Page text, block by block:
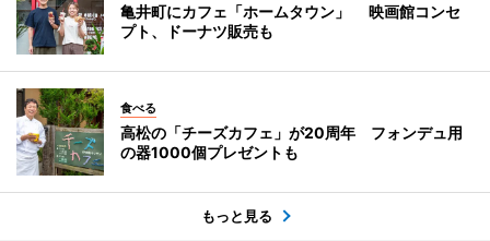
亀井町にカフェ「ホームタウン」 映画館コンセ
プト、ドーナツ販売も
食べる
高松の「チーズカフェ」が20周年 フォンデュ用
の器1000個プレゼントも
もっと見る